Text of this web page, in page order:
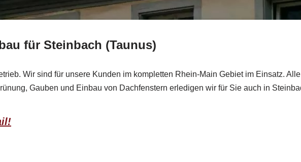
für Steinbach (Taunus)
Wir sind für unsere Kunden im kompletten Rhein-Main Gebiet im Einsatz.
Gauben und Einbau von Dachfenstern erledigen wir für Sie auch in